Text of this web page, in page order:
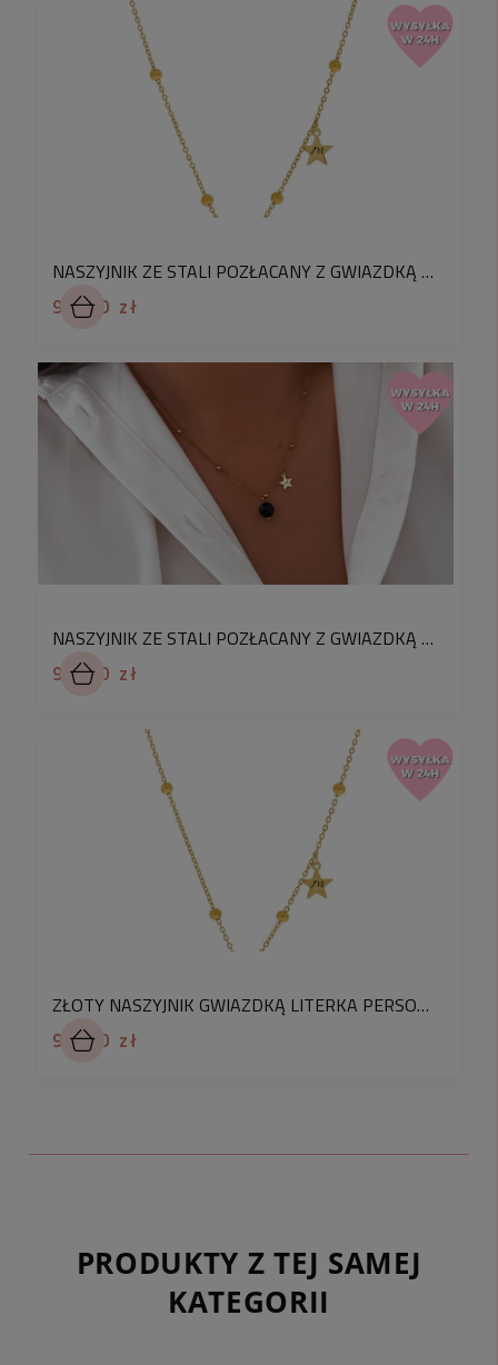
nie ścierają się podczas
Wykonujemy grawery tym samym
laserem którego używają państwowe urzędy
probiercze do znakowania biżuterii.Ręcznie
nasze projekty co sprawia, że każda
sztuka staje się niepowtarzalną, precyzyjnie
wykonaną pamiątką.
Personalizacja biżuterii to jedyny sposób na
personalizacji, biżuteria nie tylko pełni rolę ozdoby,
lecz także
staje się wyrazem emocji, wspomnień
czy istotnych chwil w życiu.
oddania dla naszych bliskich.
Personalizowana biżuteria to także niezwykły
prezent, ponieważ pokazuje, że poświęciliśmy czas
na wybór szczególnego detalu, co sprawia,
że upominek staje się bardziej wartościowy i
wyjątkowy. Chcesz zobaczyć jak wygląda cały
proces powstawania produktów - zapraszamy na
nasz instagram.
Skorzystaj z naszej usługipakowania na
prezent!Wybierz jedno z pudełek jubilerskich.
swoje zamówienie o ozdobny kartonik z
W komentarzu do zamówienia podaj
numer kartki prezentowej z galerii, a my
zapakujemy na nią zakupiony produkt
. Pakowanie
prezentów dla Waszych bliskich to dla nas
NASZYJNIK ZE STALI POZŁACANY Z GWIAZDKĄ PERSONALIZOWANĄ I KWARCEM
94,90 zł
NASZYJNIK ZE STALI POZŁACANY Z GWIAZDKĄ PERSONALIZOWANĄ KAMIEŃ CZARNY TURMALIN
94,90 zł
ZŁOTY NASZYJNIK GWIAZDKĄ LITERKA PERSONALIZACJA KAMIEŃ AMETYST FIOLET STAL
94,90 zł
PRODUKTY Z TEJ SAMEJ
KATEGORII